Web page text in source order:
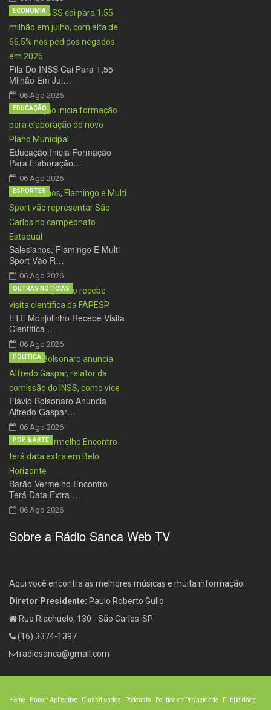
Fila Do INSS Cai Para 1,55
Milhão Em Jul…
06 Ago 2026
ECONOMIA
Educação Inicia Formação
Para Elaboração…
06 Ago 2026
EDUCAÇÃO
Salesianos, Flamingo E Multi
Sport Vão R…
06 Ago 2026
ESPORTES
ETE Monjolinho Recebe Visita
Científica …
06 Ago 2026
OUTRAS NOTÍCIAS
Flávio Bolsonaro Anuncia
Alfredo Gaspar…
06 Ago 2026
POLÍTICA
Barão Vermelho Encontro
Terá Data Extra …
06 Ago 2026
POP & ARTE
Sobre a Rádio Sanca Web TV
Aqui você encontra as melhores músicas e muita informação.
Diretor Presidente: Paulo Roberto Gullo
Rua Riachuelo, 130 - São Carlos-SP
(16) 3374-1397
radiosanca@gmail.com
Home Baixar Aplicativo Classificados Podcasts Política de Privacidade Publicidade